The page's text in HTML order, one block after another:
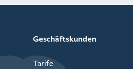
Geschäftskunden
Tarife